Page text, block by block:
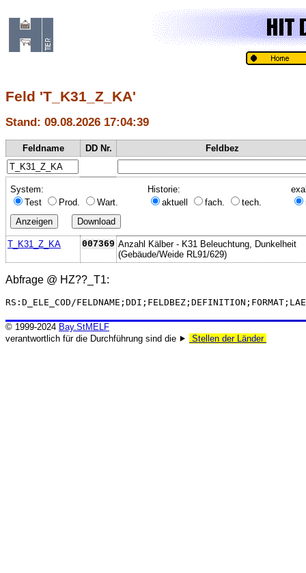
Feld 'T_K31_Z_KA'
Stand: 09.08.2026 17:04:39
Feldname DD Nr. Feldbez
System:
Test
Prod. Wart.
Historie:
aktuell
fach. tech.
T_K31_Z_KA 007369 Anzahl Kälber - K31 Beleuchtung, Dunkelheit
(Gebäude/Weide RL91/629)
Abfrage @ HZ??_T1:
RS:D_ELE_COD/
© 1999-2024 Bay.StMELF
verantwortlich für die Durchführung sind die ⯈
Stellen der Länder